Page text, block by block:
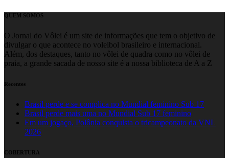
QUEM SOMOS
O Jornal do Vôlei é um site de informações que tem o objetivo de
divulgar o que acontece no voleibol brasileiro e internacional.
Além, dos destaques, tanto no vôlei de quadra como no vôlei de
praia, a grande sacada de nosso site é a nossa biblioteca de A a Z
Recentes
Brasil perde e se complica no Mundial feminino Sub 17
Brasil perde mais uma no Mundial Sub 17 feminino
Em um jogaço, Polônia conquista o tricampeonato da VNL
2026
COBERTURA